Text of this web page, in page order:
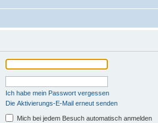
Ich habe mein Passwort vergessen
Die Aktivierungs-E-Mail erneut senden
Mich bei jedem Besuch automatisch anmelden